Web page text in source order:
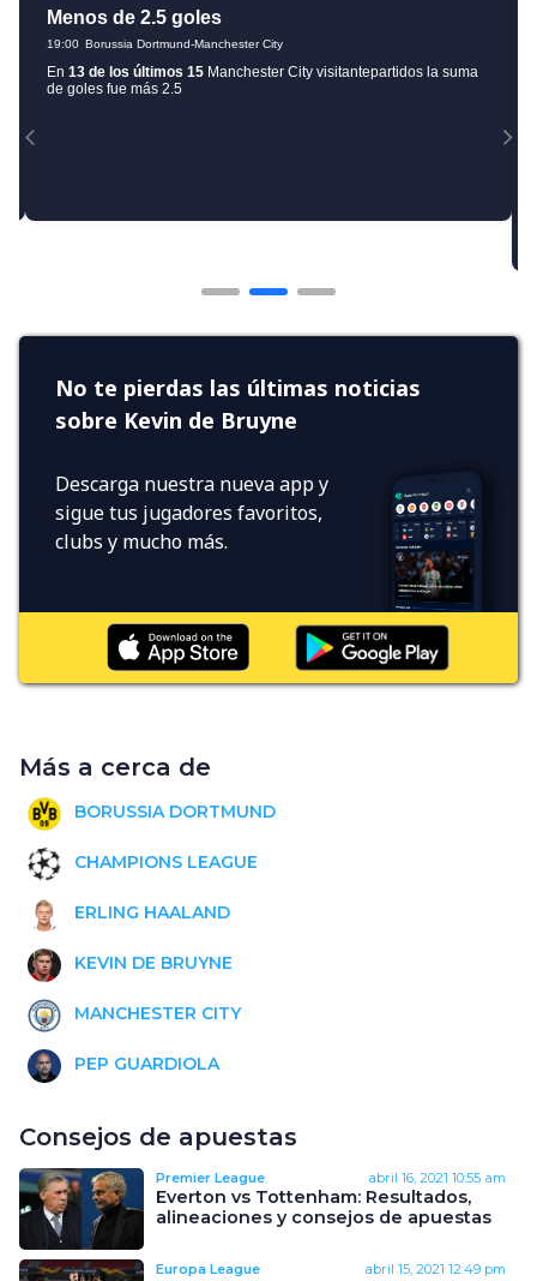
No te pierdas las últimas noticias
sobre Kevin de Bruyne
Descarga nuestra nueva app y
sigue tus jugadores favoritos,
clubs y mucho más.
Más a cerca de
BORUSSIA DORTMUND
CHAMPIONS LEAGUE
ERLING HAALAND
KEVIN DE BRUYNE
MANCHESTER CITY
PEP GUARDIOLA
Consejos de apuestas
Premier League abril 16, 2021 10:55 am
Everton vs Tottenham: Resultados,
alineaciones y consejos de apuestas
Europa League abril 15, 2021 12:49 pm